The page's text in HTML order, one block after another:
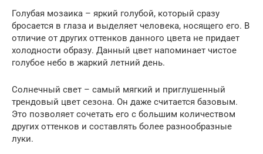
Голубая мозаика – яркий голубой, который сразу
бросается в глаза и выделяет человека, носящего его. В
отличие от других оттенков данного цвета не придает
холодности образу. Данный цвет напоминает чистое
голубое небо в жаркий летний день.
Солнечный свет – самый мягкий и приглушенный
трендовый цвет сезона. Он даже считается базовым.
Это позволяет сочетать его с большим количеством
других оттенков и составлять более разнообразные
луки.